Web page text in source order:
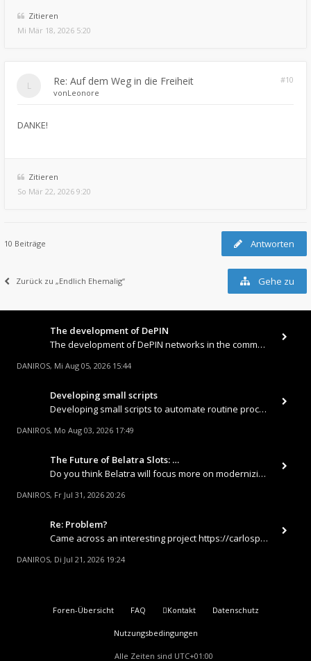
Zitieren
Mi Mär 18, 2026 5:20
Re: Auf dem Weg in die Freiheit
#10
vonLeonore
DANKE!
Zitieren
So Mär 22, 2026 9:20
10 Beiträge Antworten
Zurück zu „Endlich Ehemalig“ Gehe zu
The development of DePIN
The development of DePIN networks in the communications sector (decentralized wireless internet and 5G) offers ordinary
DANIROS, Mi Aug 05, 2026 15:44
Developing small scripts
Developing small scripts to automate routine processes (such as report downloading, database synchronization, or sending
DANIROS, Mo Aug 03, 2026 17:49
The Future of Belatra Slots: …
Do you think Belatra will focus more on modernizing their land-based classics or fully shift toward high-tech 3D slots a
DANIROS, Fr Jul 31, 2026 20:26
Re: Problem?
Came across an interesting project https://carlospincasino.com Was looking for a place where a good section with fast
DANIROS, Di Jul 21, 2026 19:24
Foren-Übersicht FAQ Kontakt Datenschutz
Nutzungsbedingungen
Alle Zeiten sind UTC+01:00